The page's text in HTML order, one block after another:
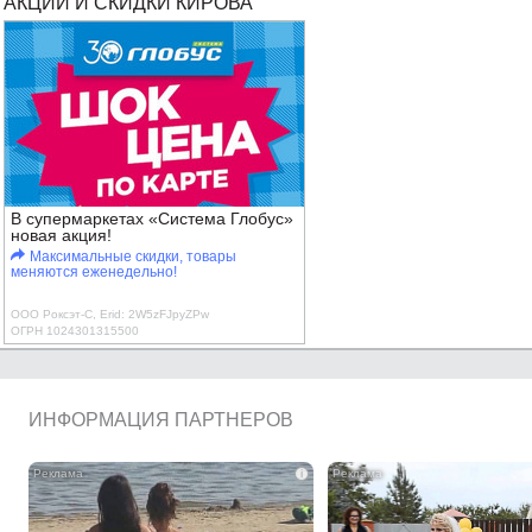
В супермаркетах «Система Глобус»
новая акция!
Максимальные скидки, товары
меняются еженедельно!
ООО Роксэт-С, Erid: 2W5zFJpyZPw
ОГРН 1024301315500
ИНФОРМАЦИЯ ПАРТНЕРОВ
i